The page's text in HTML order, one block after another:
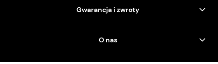
Gwarancja i zwroty
O nas